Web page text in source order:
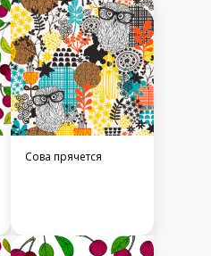
Сова прячется